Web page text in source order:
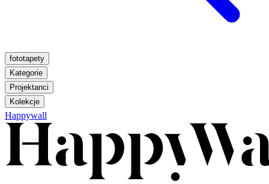
fototapety
Kategorie
Projektanci
Kolekcje
Happywall